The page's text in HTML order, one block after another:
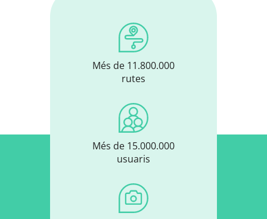
Més de 11.800.000
rutes
Més de 15.000.000
usuaris